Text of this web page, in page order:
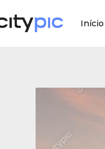
Início